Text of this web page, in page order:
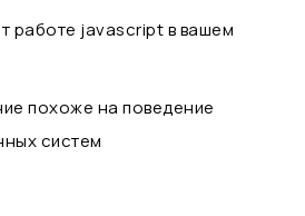
работе javascript в вашем
похоже на поведение
систем